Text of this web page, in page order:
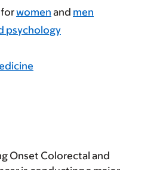
forwomen and men
psychology
Onset Colorectal and